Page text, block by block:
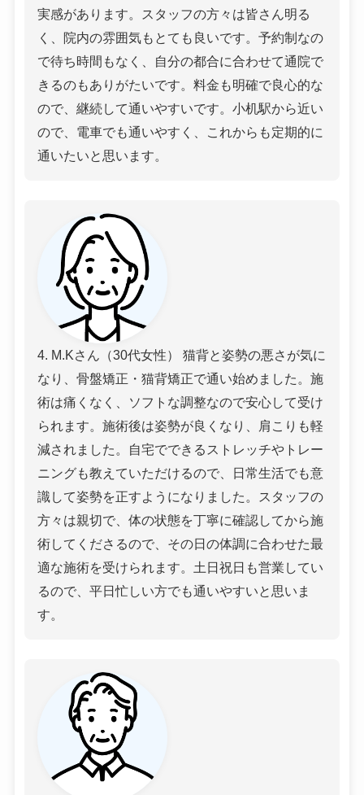
実感があります。スタッフの方々は皆さん明る
く、院内の雰囲気もとても良いです。予約制なの
で待ち時間もなく、自分の都合に合わせて通院で
きるのもありがたいです。料金も明確で良心的な
ので、継続して通いやすいです。小机駅から近い
ので、電車でも通いやすく、これからも定期的に
通いたいと思います。
4. M.Kさん（30代女性） 猫背と姿勢の悪さが気に
なり、骨盤矯正・猫背矯正で通い始めました。施
術は痛くなく、ソフトな調整なので安心して受け
られます。施術後は姿勢が良くなり、肩こりも軽
減されました。自宅でできるストレッチやトレー
ニングも教えていただけるので、日常生活でも意
識して姿勢を正すようになりました。スタッフの
方々は親切で、体の状態を丁寧に確認してから施
術してくださるので、その日の体調に合わせた最
適な施術を受けられます。土日祝日も営業してい
るので、平日忙しい方でも通いやすいと思いま
す。